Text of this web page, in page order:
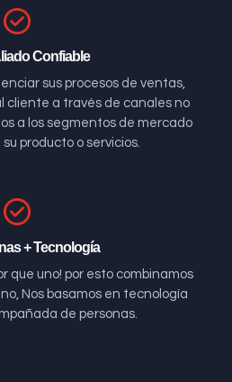
Confiable
sus procesos de ventas,
cliente a través de canales no
a los segmentos de mercado
producto o servicios.
+ Tecnología
que uno! por esto combinamos
Nos basamos en tecnología
de personas.